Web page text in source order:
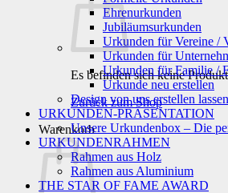
Es befinden sich keine
Zurück zum Shop
Warenkorb
Ehrenurkunden
Jubiläumsurkunden
Urkunden für Vereine /
Urkunden für
Urkunden für Familie /
Urkunde neu erstellen
Design von uns erstellen lassen
URKUNDEN-PRÄSENTATION
Unsere Urkundenbox – Die
URKUNDENRAHMEN
Rahmen aus Holz
Rahmen aus Aluminium
THE STAR OF FAME AWARD